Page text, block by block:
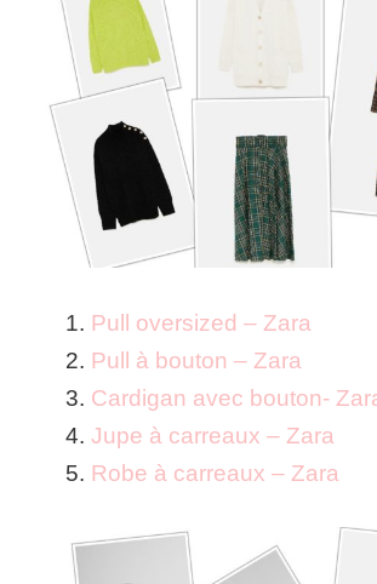
Pull oversized – Zara
Pull à bouton – Zara
Cardigan avec bouton-
Jupe à carreaux – Zara
Robe à carreaux – Zara